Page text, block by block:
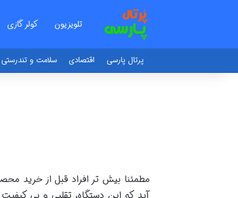
تلویزیون کولر گازی
پرتال پارسی اقتصادی سلامت و تندرستی
مطمئنا بیش تر افراد قبل از خرید